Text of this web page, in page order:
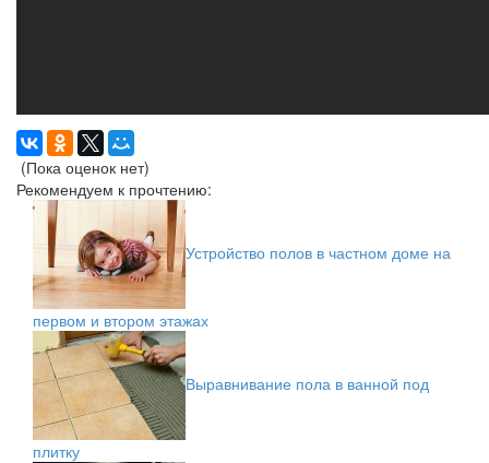
(Пока оценок нет)
Рекомендуем к прочтению:
Устройство полов в частном доме на
первом и втором этажах
Выравнивание пола в ванной под
плитку